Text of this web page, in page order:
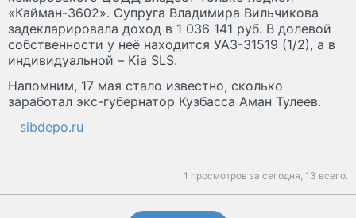
«Кайман-3602». Супруга Владимира Вильчикова
задекларировала доход в 1 036 141 руб. В долевой
собственности у неё находится УАЗ-31519 (1/2), а в
индивидуальной – Kia SLS.
Напомним, 17 мая стало известно, сколько
заработал экс-губернатор Кузбасса Аман Тулеев.
sibdepo.ru
1 просмотров за сегодня, 13 всего.